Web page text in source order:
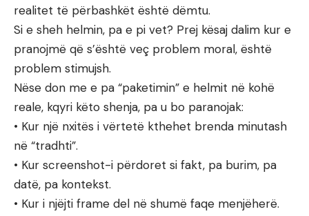
realitet të përbashkët është dëmtu.
Si e sheh helmin, pa e pi vet? Prej kësaj dalim kur e
pranojmë që s’është veç problem moral, është
problem stimujsh.
Nëse don me e pa “paketimin” e helmit në kohë
reale, kqyri këto shenja, pa u bo paranojak:
• Kur një nxitës i vërtetë kthehet brenda minutash
në “tradhti”.
• Kur screenshot-i përdoret si fakt, pa burim, pa
datë, pa kontekst.
• Kur i njëjti frame del në shumë faqe menjëherë.